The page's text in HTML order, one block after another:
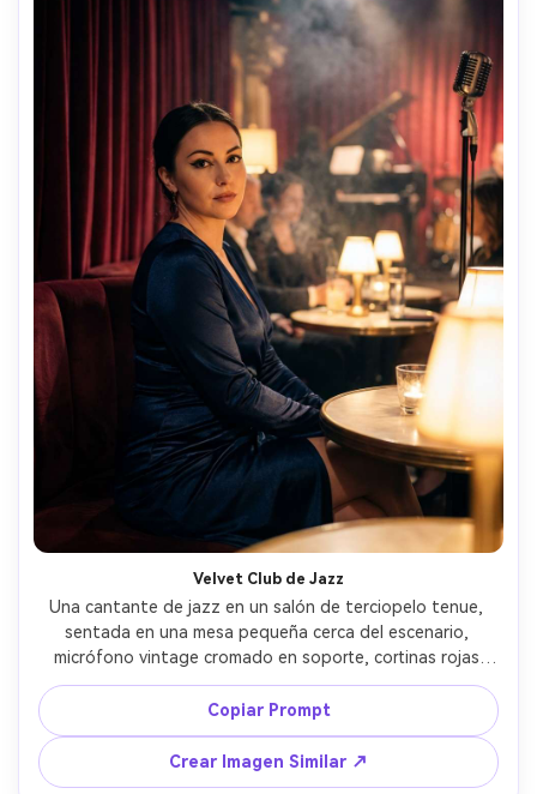
Velvet Club de Jazz
Una cantante de jazz en un salón de terciopelo tenue,
sentada en una mesa pequeña cerca del escenario,
micrófono vintage cromado en soporte, cortinas rojas
intensas, luz cálida de tungsteno, atmósfera ahumada,
vestido elegante de satén y delineador de ojos clásico,
tomada con Leica SL2 con 50mm f/1.2, retrato primer
plano, bokeh cremoso, vibra editorial nocturna
fotorrealista --ar 4:5
Copiar Prompt
Crear Imagen Similar ↗